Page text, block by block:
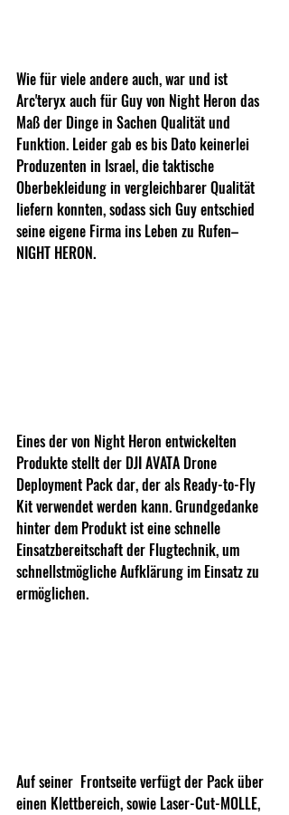
Wie für viele andere auch, war und ist
Arc'teryx auch für Guy von Night Heron das
Maß der Dinge in Sachen Qualität und
Funktion. Leider gab es bis Dato keinerlei
Produzenten in Israel, die taktische
Oberbekleidung in vergleichbarer Qualität
liefern konnten, sodass sich Guy entschied
seine eigene Firma ins Leben zu Rufen–
NIGHT HERON.
Eines der von Night Heron entwickelten
Produkte stellt der DJI AVATA Drone
Deployment Pack dar, der als Ready-to-Fly
Kit verwendet werden kann. Grundgedanke
hinter dem Produkt ist eine schnelle
Einsatzbereitschaft der Flugtechnik, um
schnellstmögliche Aufklärung im Einsatz zu
ermöglichen.
Auf seiner  Frontseite verfügt der Pack über
einen Klettbereich, sowie Laser-Cut-MOLLE,